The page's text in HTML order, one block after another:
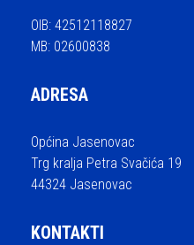
OIB: 42512118827
MB: 02600838
ADRESA
Općina Jasenovac
Trg kralja Petra Svačića 19
44324 Jasenovac
KONTAKTI